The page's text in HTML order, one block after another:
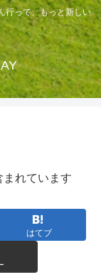
行って、もっと新しい
まれています
はてブ